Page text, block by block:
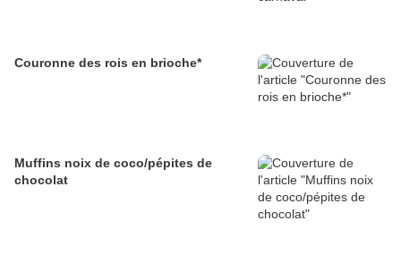
Couronne des rois en brioche*
Muffins noix de coco/pépites de
chocolat